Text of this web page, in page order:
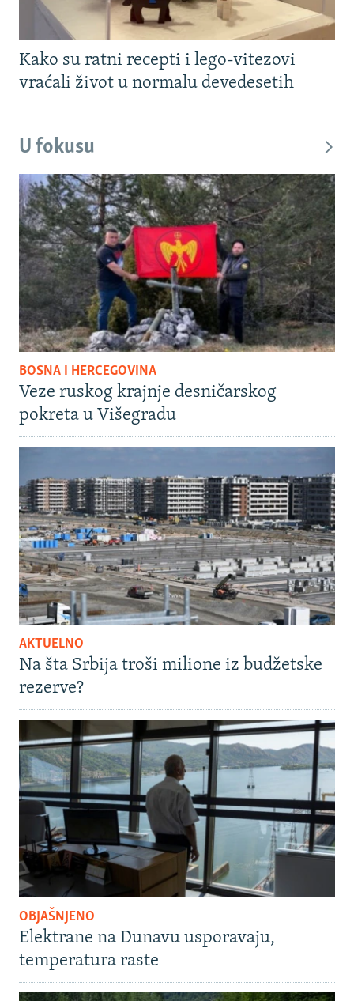
Kako su ratni recepti i lego-vitezovi
vraćali život u normalu devedesetih
U fokusu
BOSNA I HERCEGOVINA
Veze ruskog krajnje desničarskog
pokreta u Višegradu
AKTUELNO
Na šta Srbija troši milione iz budžetske
rezerve?
OBJAŠNJENO
Elektrane na Dunavu usporavaju,
temperatura raste